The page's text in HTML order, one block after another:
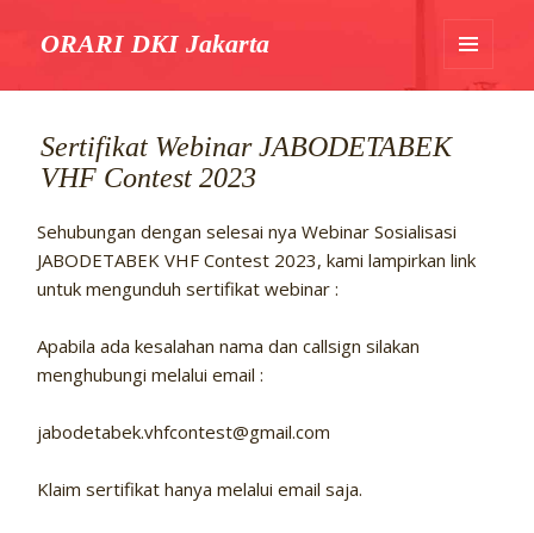
ORARI DKI Jakarta
MENU
WIDGET
Sertifikat Webinar JABODETABEK
VHF Contest 2023
Sehubungan dengan selesai nya Webinar Sosialisasi
JABODETABEK VHF Contest 2023, kami lampirkan link
untuk mengunduh sertifikat webinar :
Apabila ada kesalahan nama dan callsign silakan
menghubungi melalui email :
jabodetabek.vhfcontest@gmail.com
Klaim sertifikat hanya melalui email saja.